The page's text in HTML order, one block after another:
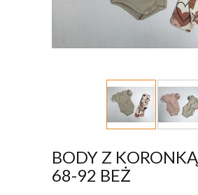
BODY Z
68-92 BEŻ